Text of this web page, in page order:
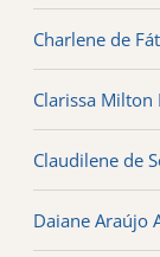
Charlene de
Clarissa Milton
Claudilene de
Daiane Araújo